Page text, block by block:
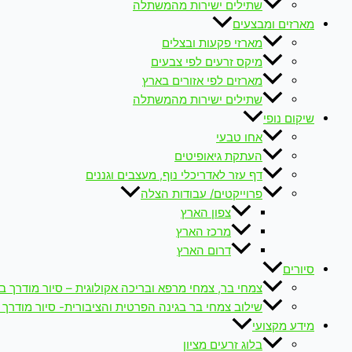
שתילים ישירות מהמשתלה
מארזים ומבצעים
מארזי פקעות ובצלים
מיקס זרעים לפי צבעים
מארזים לפי אזורים בארץ
שתילים ישירות מהמשתלה
שיקום נופי
אחו טבעי
העתקת גיאופיטים
דף עזר לאדריכלי נוף, מעצבים וגננים
פרוייקטים/ עבודות הצלה
צפון הארץ
מרכז הארץ
דרום הארץ
סיורים
צמחי בר, צמחי מרפא ובריכה אקולוגית – סיור מודרך
שילוב צמחי בר בגינה הפרטית והציבורית- סיור מודרך
מידע מקצועי
בלוג זרעים מציון